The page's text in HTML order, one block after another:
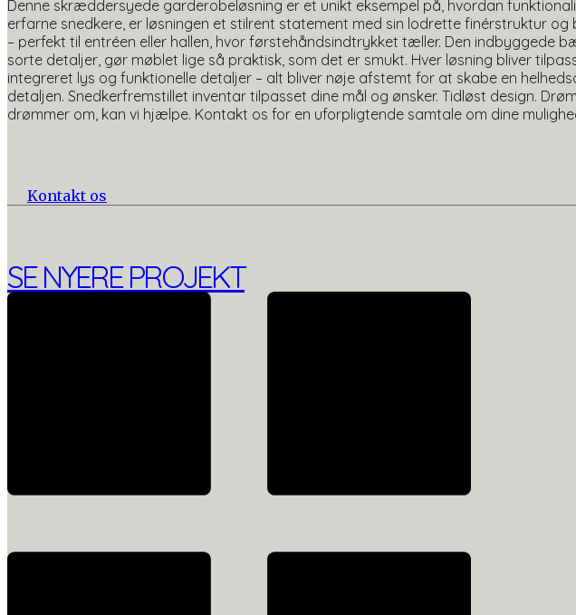
Denne skræddersyede garderobeløsning er et unikt eksempel på, hvordan
erfarne snedkere, er løsningen et stilrent statement med sin lodrette finérstruktur
– perfekt til entréen eller hallen, hvor førstehåndsindtrykket tæller. Den indbyggede
sorte detaljer, gør møblet lige så praktisk, som det er smukt. Hver løsning bliver
integreret lys og funktionelle detaljer – alt bliver nøje afstemt for at skabe en
detaljen. Snedkerfremstillet inventar tilpasset dine mål og ønsker. Tidløst design.
drømmer om, kan vi hjælpe. Kontakt os for en uforpligtende samtale om dine
Kontakt os
SE NYERE PROJEKT